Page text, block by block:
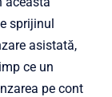
sprijinul
asistată,
ce un
pe cont